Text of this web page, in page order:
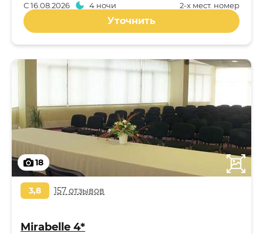
2-x мест. номер
С16.08.2026 4 ночи
Уточнить
18
3,8 157 отзывов
Mirabelle 4*